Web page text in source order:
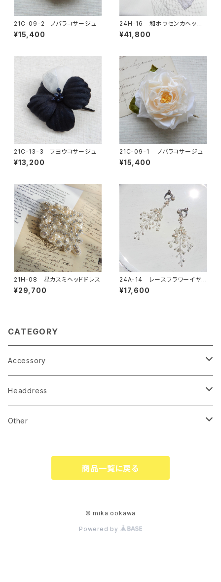
21C-09-2 ノバラコサージュ
¥15,400
24H-16 和ホウセンカヘッドド
レス
¥41,800
21C-13-3 フヨウコサージュ
¥13,200
21C-09-1 ノバラコサージュ
¥15,400
21H-08 星カスミヘッドドレス
¥29,700
24A-14 レースフラワーイヤリ
ングorピアス
¥17,600
CATEGORY
Accessory
earrings
pierce
Headdress
linestone comb
Other
商品一覧に戻る
© mika ookawa
Powered by